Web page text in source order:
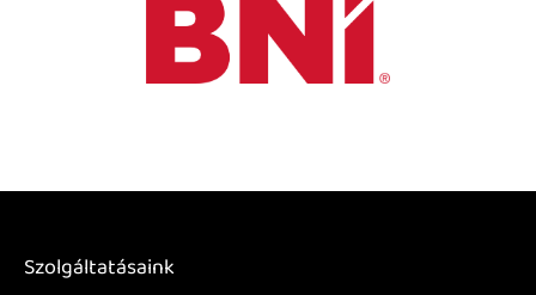
Szolgáltatásaink